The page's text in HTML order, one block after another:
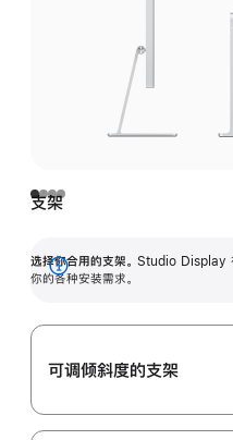
支架
选择你合用的支架。 Studio Display
你的各种安装需求。
展
可调倾斜度的支架